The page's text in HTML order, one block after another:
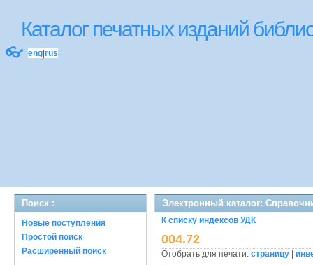
Каталог печатных изданий
👓 eng rus
Поиск :
Новые поступления
Простой поиск
Расширенный поиск
Электронный каталог:
К списку индексов УДК
004.72
Отобрать для печати: страницу